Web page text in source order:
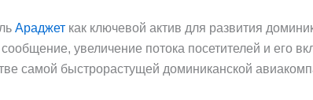
Араджет как ключевой актив для развития
увеличение потока посетителей и его
самой быстрорастущей доминиканской